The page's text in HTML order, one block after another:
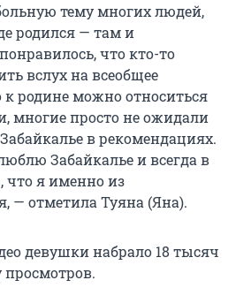
тему многих людей,
родился — там и
что кто-то
вслух на всеобщее
к родине можно относиться
многие просто не ожидали
в рекомендациях.
Забайкалье и всегда в
что я именно из
— отметила Туяна (Яна).
девушки набрало 18 тысяч
просмотров.